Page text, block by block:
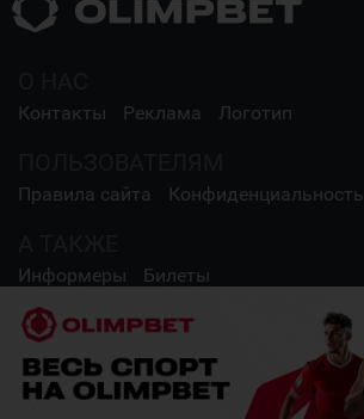
Контакты Реклама Логотип
Правила сайта Конфиденциальность
Информеры Билеты
СОЦИАЛЬНЫЕ СЕТИ